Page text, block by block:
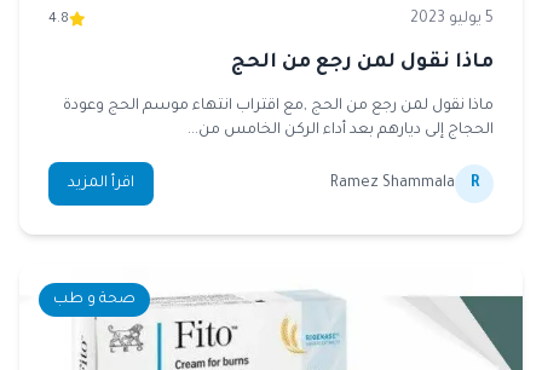
5 يوليو 2023 4.8
ماذا نقول لمن رجع من الحج
ماذا نقول لمن رجع من الحج ,مع اقتراب انتهاء موسم الحج وعودة
الحجاج إلى ديارهم بعد أداء الركن الخامس من...
R
Ramez Shammala اقرأ المزيد
صحة و طب